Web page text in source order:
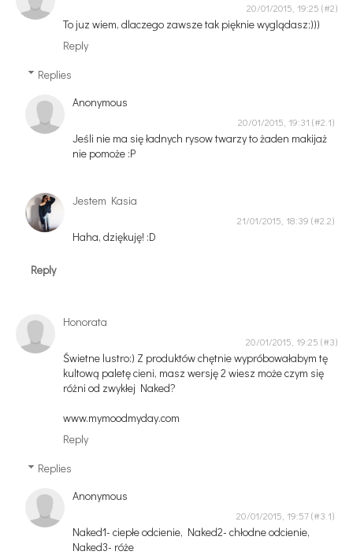
20/01/2015, 19:25
To juz wiem, dlaczego zawsze tak pięknie wyglądasz;)))
Reply
Replies
Anonymous
20/01/2015, 19:31
Jeśli nie ma się ładnych rysow twarzy to żaden makijaż
nie pomoże :P
Jestem Kasia
21/01/2015, 18:39
Haha, dziękuję! :D
Reply
Honorata
20/01/2015, 19:25
Świetne lustro:) Z produktów chętnie wypróbowałabym tę
kultową paletę cieni, masz wersję 2 wiesz może czym się
różni od zwykłej Naked?
www.mymoodmyday.com
Reply
Replies
Anonymous
20/01/2015, 19:57
Naked1- ciepłe odcienie, Naked2- chłodne odcienie,
Naked3- róże